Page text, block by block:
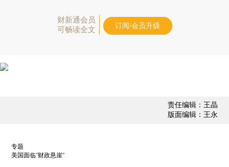
财新通会员
可畅读全文
订阅/会员升级
责任编辑：王晶
版面编辑：王永
专题
美国面临“财政悬崖”